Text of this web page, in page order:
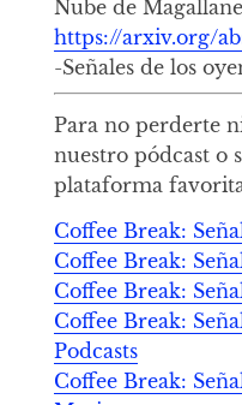
Nube de
https://arxiv.org/
-Señales de los
Para no perderte
nuestro pódcast o
plataforma
Coffee Break:
Coffee Break:
Coffee Break:
Coffee Break:
Podcasts
Coffee Break: